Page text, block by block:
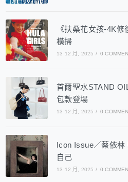
《扶桑花女孩-4K
橫掃
13 12 月, 2025 / 0
首爾聖水STAND
包款登場
13 12 月, 2025 / 0
Icon Issue／蔡依林
自己
13 12 月, 2025 / 0